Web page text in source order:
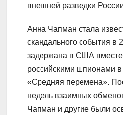
внешней разведки
Анна Чапман стала
скандального события в
задержана в США вместе
российскими шпионами в
«Средняя перемена».
недель взаимных
Чапман и другие были